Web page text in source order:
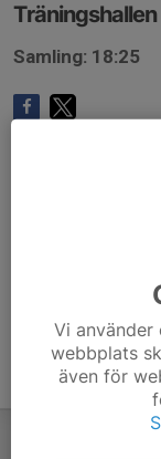
Träningshallen
Samling: 18:25
Vi
webbplats
även för